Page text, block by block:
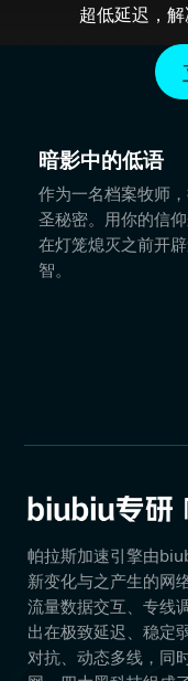
超低延迟，
暗影中的低语
作为一名档案牧师
圣秘密。用你的信
在灯笼熄灭之前开
智。
帕拉斯加速引擎由
新变化与之产生的网
流量数据交互、专线
出在极致延迟、稳定
对抗、动态多线，同